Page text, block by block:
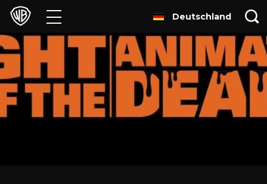
Filme
TV
Games & Apps
Brands
Deutschland